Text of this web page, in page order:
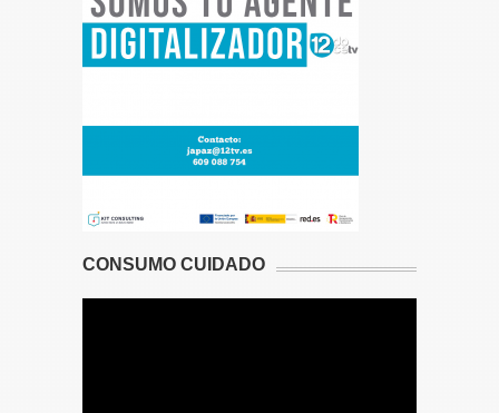
CONSUMO CUIDADO